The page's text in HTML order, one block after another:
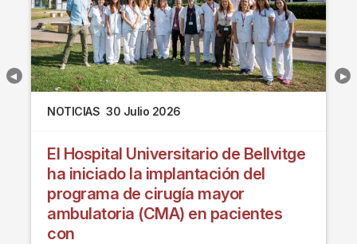
NOTICIAS 30 Julio 2026
El Hospital Universitario de Bellvitge
ha iniciado la implantación del
programa de cirugía mayor
ambulatoria (CMA) en pacientes
con